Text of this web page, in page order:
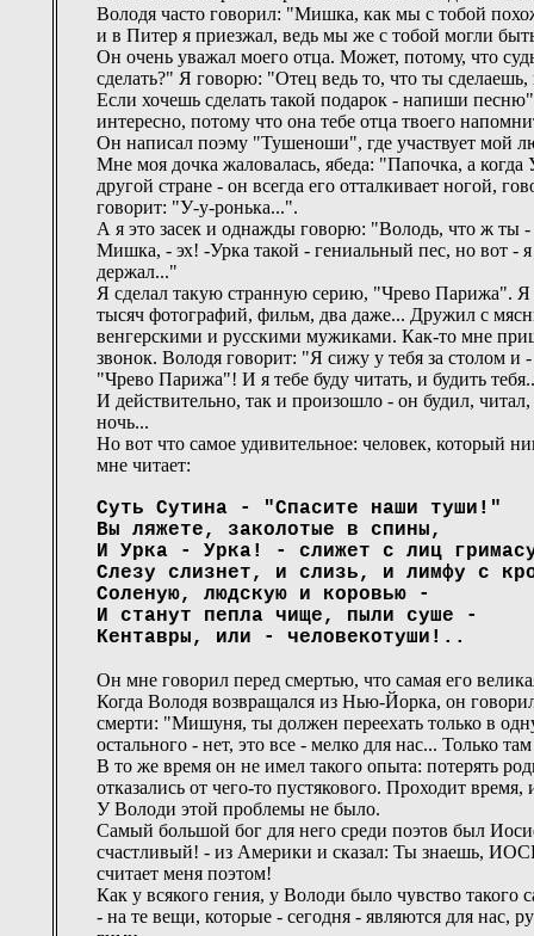
Володя часто говорил: "Мишка, как мы с тобой
и в Питер я приезжал, ведь мы же с тобой могли
Он очень уважал моего отца. Может, потому, что
сделать?" Я говорю: "Отец ведь то, что ты
Если хочешь сделать такой подарок - напиши
интересно, потому что она тебе отца твоего
Он написал поэму "Тушеноши", где участвует мой
Мне моя дочка жаловалась, ябеда: "Папочка, а
другой стране - он всегда его отталкивает ногой,
говорит: "У-у-ронька...".
А я это засек и однажды говорю: "Володь, что ж
Мишка, - эх! -Урка такой - гениальный пес, но вот -
держал..."
Я сделал такую странную серию, "Чрево Парижа".
тысяч фотографий, фильм, два даже... Дружил с
венгерскими и русскими мужиками. Как-то мне
звонок. Володя говорит: "Я сижу у тебя за столом и
"Чрево Парижа"! И я тебе буду читать, и будить
И действительно, так и произошло - он будил,
ночь...
Но вот что самое удивительное: человек, который
мне читает:
Суть Сутина - "Спасите наши туши!"
Вы ляжете, заколотые в спины,
И Урка - Урка! - слижет с лиц
Слезу слизнет, и слизь, и лимфу с
Соленую, людскую и коровью -
И станут пепла чище, пыли суше -
Кентавры, или - человекотуши!..
Он мне говорил перед смертью, что самая его
Когда Володя возвращался из Нью-Йорка, он
смерти: "Мишуня, ты должен переехать только в
остального - нет, это все - мелко для нас... Только
В то же время он не имел такого опыта: потерять
отказались от чего-то пустякового. Проходит
У Володи этой проблемы не было.
Самый большой бог для него среди поэтов был
счастливый! - из Америки и сказал: Ты знаешь,
считает меня поэтом!
Как у всякого гения, у Володи было чувство такого
- на те вещи, которые - сегодня - являются для нас,